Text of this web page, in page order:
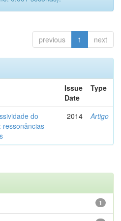
previous 1 next
Issue
Date
Type
do
ressonâncias
2014 Artigo
1